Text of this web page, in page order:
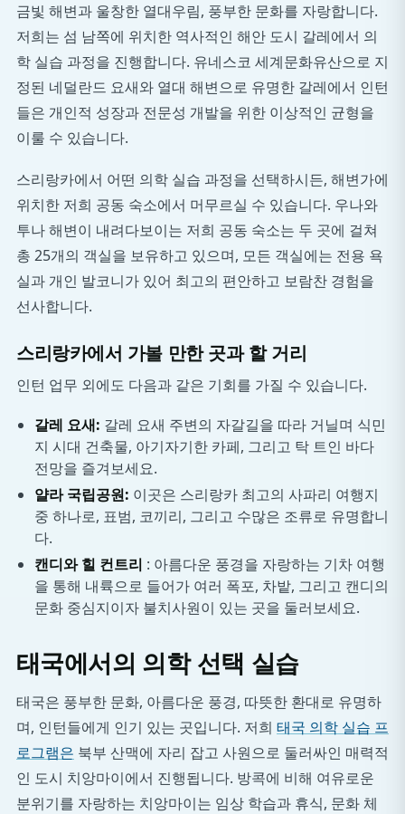
금빛 해변과 울창한 열대우림, 풍부한 문화를 자랑합니다.
저희는 섬 남쪽에 위치한 역사적인 해안 도시 갈레에서 의
학 실습 과정을 진행합니다. 유네스코 세계문화유산으로 지
정된 네덜란드 요새와 열대 해변으로 유명한 갈레에서 인턴
들은 개인적 성장과 전문성 개발을 위한 이상적인 균형을
이룰 수 있습니다.
스리랑카에서 어떤 의학 실습 과정을 선택하시든, 해변가에
위치한 저희 공동 숙소에서 머무르실 수 있습니다. 우나와
투나 해변이 내려다보이는 저희 공동 숙소는 두 곳에 걸쳐
총 25개의 객실을 보유하고 있으며, 모든 객실에는 전용 욕
실과 개인 발코니가 있어 최고의 편안하고 보람찬 경험을
선사합니다.
스리랑카에서 가볼 만한 곳과 할 거리
인턴 업무 외에도 다음과 같은 기회를 가질 수 있습니다.
갈레 요새: 갈레 요새 주변의 자갈길을 따라 거닐며 식민
지 시대 건축물, 아기자기한 카페, 그리고 탁 트인 바다
전망을 즐겨보세요.
얄라 국립공원: 이곳은 스리랑카 최고의 사파리 여행지
중 하나로, 표범, 코끼리, 그리고 수많은 조류로 유명합니
다.
캔디와 힐 컨트리 : 아름다운 풍경을 자랑하는 기차 여행
을 통해 내륙으로 들어가 여러 폭포, 차밭, 그리고 캔디의
문화 중심지이자 불치사원이 있는 곳을 둘러보세요.
태국에서의 의학 선택 실습
태국은 풍부한 문화, 아름다운 풍경, 따뜻한 환대로 유명하
며, 인턴들에게 인기 있는 곳입니다. 저희 태국 의학 실습 프
로그램은 북부 산맥에 자리 잡고 사원으로 둘러싸인 매력적
인 도시 치앙마이에서 진행됩니다. 방콕에 비해 여유로운
분위기를 자랑하는 치앙마이는 임상 학습과 휴식, 문화 체